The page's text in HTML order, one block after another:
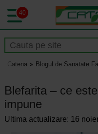
40
Catena Blogul de Sanatate
Blefarita – ce
impune
Ultima actualizare: 16